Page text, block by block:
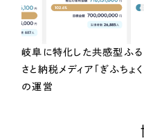
岐阜に特化した共感型ふる
さと納税メディア「ぎふちょく
の運営